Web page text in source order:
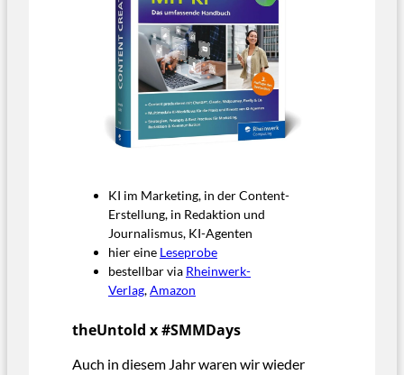
KI im Marketing, in der Content-
Erstellung, in Redaktion und
Journalismus, KI-Agenten
hier eine Leseprobe
bestellbar via Rheinwerk-
Verlag,Amazon
theUntold x #SMMDays
Auch in diesem Jahr waren wir wieder